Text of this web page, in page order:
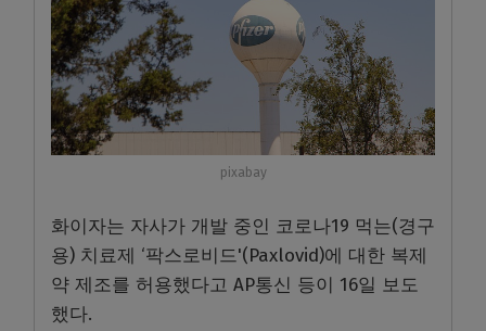
pixabay
화이자는 자사가 개발 중인 코로나19 먹는(경구
용) 치료제 ‘팍스로비드'(Paxlovid)에 대한 복제
약 제조를 허용했다고 AP통신 등이 16일 보도
했다.